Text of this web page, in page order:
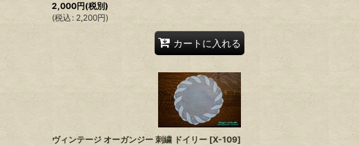
2,000円(税別)
(税込 : 2,200円)
カートに入れる
ヴィンテージ オーガンジー 刺繍 ドイリー [X-109]